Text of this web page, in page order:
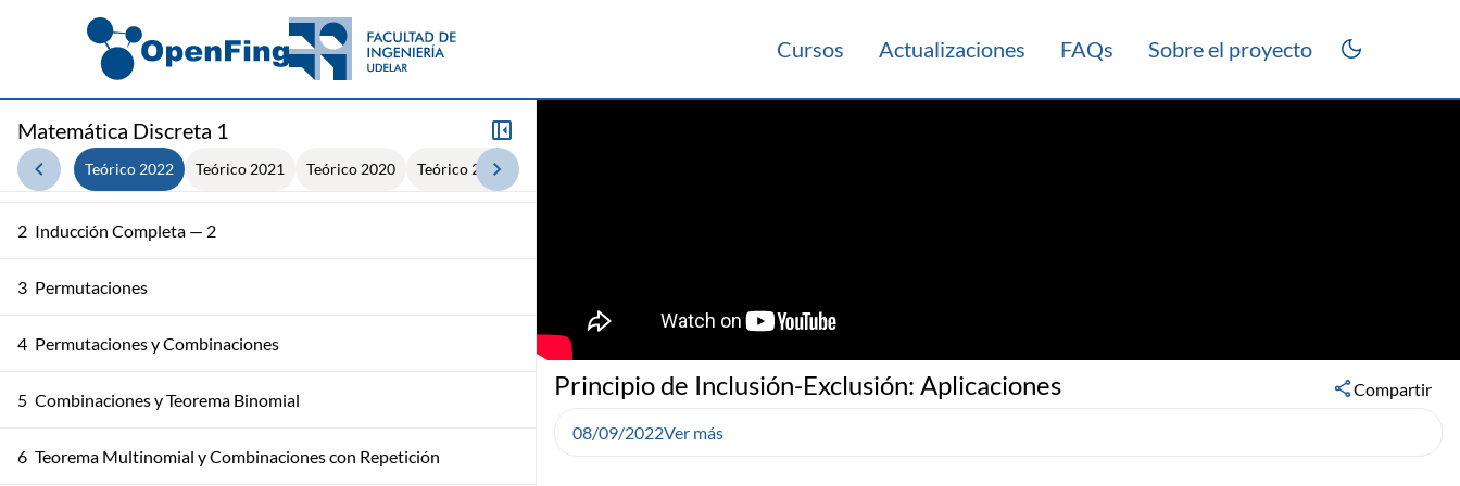
Cursos Actualizaciones FAQs Sobre el proyecto
Matemática Discreta 1
Teórico 2022 Teórico 2021 Teórico 2020 Teórico 2013
1 Inducción Completa — 1
2 Inducción Completa — 2
3 Permutaciones
4 Permutaciones y Combinaciones
5 Combinaciones y Teorema Binomial
6 Teorema Multinomial y Combinaciones con Repetición
Principio de Inclusión-Exclusión: Aplicaciones Compartir
08/09/2022Ver más